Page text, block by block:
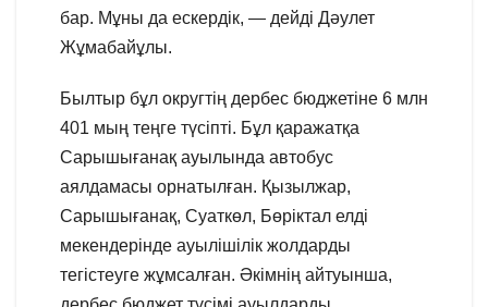
бар. Мұны да ескердік, — дейді Дәулет
Жұмабайұлы.
Былтыр бұл округтің дербес бюджетіне 6 млн
401 мың теңге түсіпті. Бұл қаражатқа
Сарышығанақ ауылында автобус
аялдамасы орнатылған. Қызылжар,
Сарышығанақ, Суаткөл, Бөріктал елді
мекендерінде ауылішілік жолдарды
тегістеуге жұмсалған. Әкімнің айтуынша,